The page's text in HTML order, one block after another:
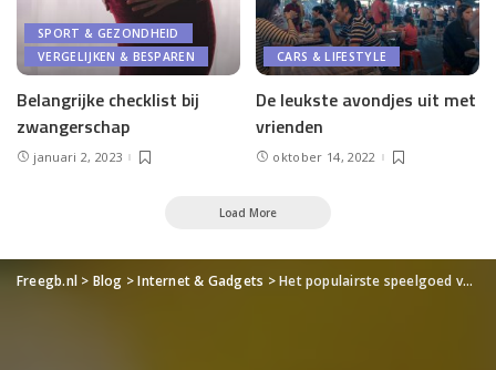
SPORT & GEZONDHEID
VERGELIJKEN & BESPAREN
Belangrijke checklist bij
zwangerschap
januari 2, 2023
CARS & LIFESTYLE
De leukste avondjes uit met
vrienden
oktober 14, 2022
Load More
Freegb.nl > Blog >Internet & Gadgets >Het populairste speelgoed van vroeger